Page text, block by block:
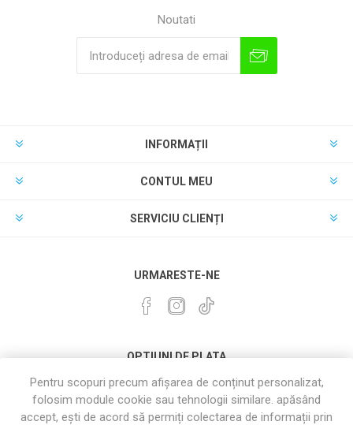
Noutati
INFORMAȚII
CONTUL MEU
SERVICIU CLIENȚI
URMARESTE-NE
OPTIUNI DE PLATA
Pentru scopuri precum afișarea de conținut personalizat,
folosim module cookie sau tehnologii similare. apăsând
accept, ești de acord să permiți colectarea de informații prin